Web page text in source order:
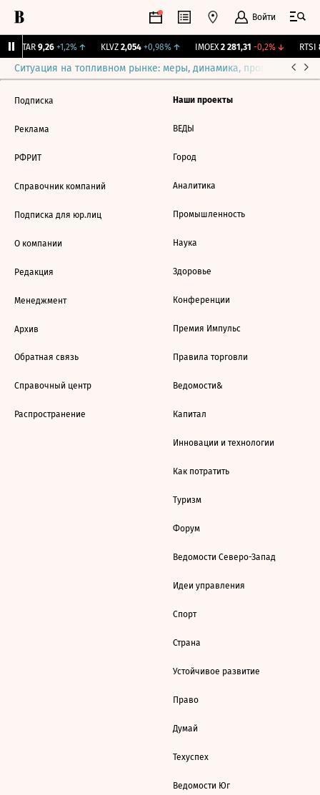
Войти
UTAR 9,26 +1,2%↑ KLVZ 2,054 +0,98%↑ IMOEX 2 281,31 -0,2%↓ RTSI
Ситуация на топливном рынке: меры, динамика, прогнозы
Подписка
Реклама
РФРИТ
Справочник компаний
Подписка для юр.лиц
О компании
Редакция
Менеджмент
Архив
Обратная связь
Справочный центр
Распространение
Наши проекты
ВЕДЫ
Город
Аналитика
Промышленность
Наука
Здоровье
Конференции
Премия Импульс
Правила торговли
Ведомости&
Капитал
Инновации и технологии
Как потратить
Туризм
Форум
Ведомости Северо-Запад
Идеи управления
Спорт
Страна
Устойчивое развитие
Право
Думай
Техуспех
Ведомости Юг